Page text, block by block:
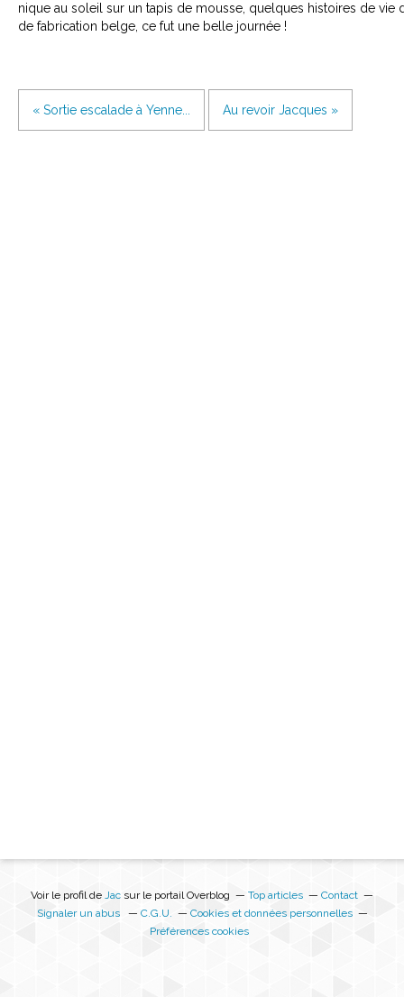
nique au soleil sur un tapis de mousse, quelques histoires de vie
de fabrication belge, ce fut une belle journée !
« Sortie escalade à Yenne... Au revoir Jacques »
Voir le profil de Jac sur le portail Overblog Top articles
Contact
Signaler un abus
C.G.U.
Cookies et données personnelles
Préférences cookies